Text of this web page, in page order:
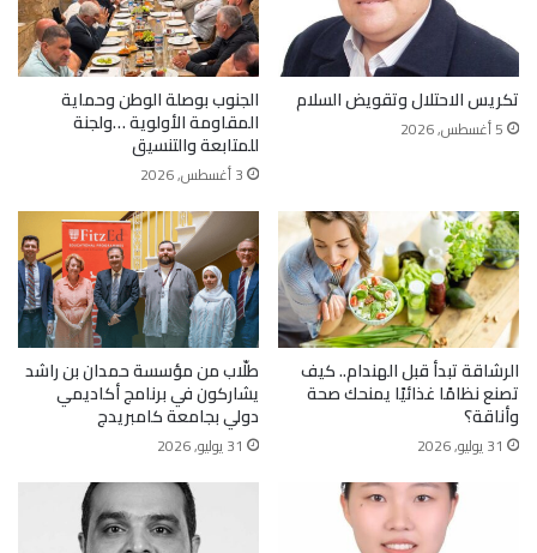
تكريس الاحتلال وتقويض السلام
5 أغسطس, 2026
الجنوب بوصلة الوطن وحماية
المقاومة الأولوية …ولجنة
للمتابعة والتنسيق
3 أغسطس, 2026
الرشاقة تبدأ قبل الهندام.. كيف
تصنع نظامًا غذائيًا يمنحك صحة
وأناقة؟
31 يوليو, 2026
طلّاب من مؤسسة حمدان بن راشد
يشاركون في برنامج أكاديمي
دولي بجامعة كامبريدج
31 يوليو, 2026